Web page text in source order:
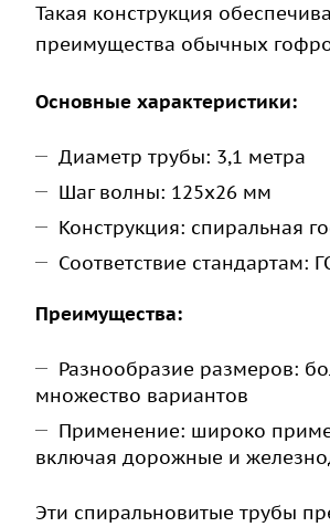
Такая конструкция
преимущества обычных
Основные характеристики:
Диаметр трубы: 3,1 метра
Шаг волны: 125х26 мм
Конструкция: спиральная
Соответствие стандартам:
Преимущества:
Разнообразие размеров:
множество вариантов
Применение: широко
включая дорожные и
Эти спиральновитые трубы